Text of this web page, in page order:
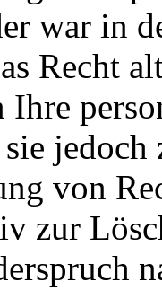
war in
Recht
von
zur